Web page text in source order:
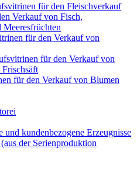
für den Fleischverkauf
Verkauf von Fisch,
Meeresfrüchten
für den Verkauf von
für den Verkauf von
Frischsäft
für den Verkauf von Blumen
kundenbezogene Erzeugnisse
der Serienproduktion